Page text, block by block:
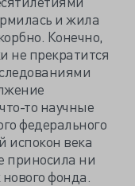
и жила
Конечно,
не прекратится
то научные
федерального
испокон века
приносила ни
фонда.